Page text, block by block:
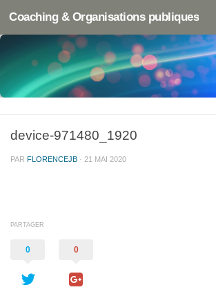
Coaching & Organisations publiques
device-971480_1920
PAR FLORENCEJB · 21 MAI 2020
PARTAGER
0 0